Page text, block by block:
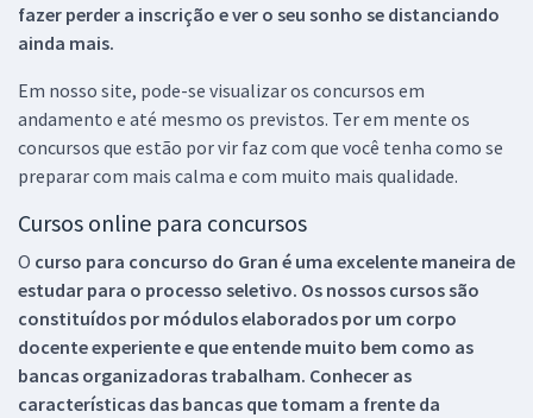
fazer perder a inscrição e ver o seu sonho se distanciando
ainda mais.
Em nosso site, pode-se visualizar os concursos em
andamento e até mesmo os previstos. Ter em mente os
concursos que estão por vir faz com que você tenha como se
preparar com mais calma e com muito mais qualidade.
Cursos online para concursos
O curso para concurso do Gran é uma excelente maneira de
estudar para o processo seletivo. Os nossos cursos são
constituídos por módulos elaborados por um corpo
docente experiente e que entende muito bem como as
bancas organizadoras trabalham. Conhecer as
características das bancas que tomam a frente da